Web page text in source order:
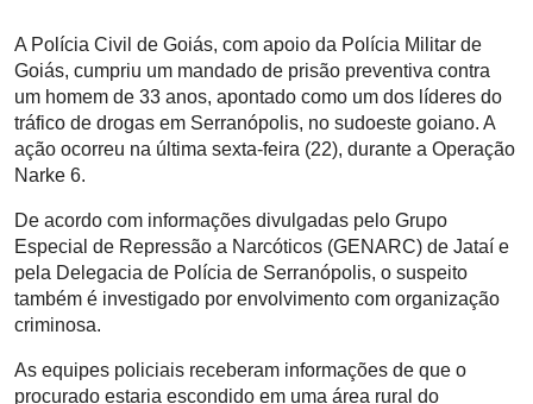
A Polícia Civil de Goiás, com apoio da Polícia Militar de
Goiás, cumpriu um mandado de prisão preventiva contra
um homem de 33 anos, apontado como um dos líderes do
tráfico de drogas em Serranópolis, no sudoeste goiano. A
ação ocorreu na última sexta-feira (22), durante a Operação
Narke 6.
De acordo com informações divulgadas pelo Grupo
Especial de Repressão a Narcóticos (GENARC) de Jataí e
pela Delegacia de Polícia de Serranópolis, o suspeito
também é investigado por envolvimento com organização
criminosa.
As equipes policiais receberam informações de que o
procurado estaria escondido em uma área rural do